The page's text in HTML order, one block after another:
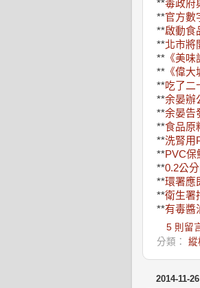
**毒政府
**官方數
**啟動食
**北市將
** 《美
** 《偉
**吃了二
**余晏辦
**余晏告
**食品原
**洗腎用
**PVC保
**0.2公
**環署應
**衛生署
**有毒醬
5 則留
分類： 縱
2014-11-26